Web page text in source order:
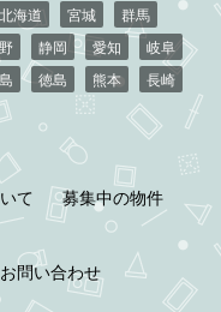
北海道 宮城
群馬
静岡 愛知
岐阜
徳島 熊本
長崎
て
募集中の物件
お問い合わせ